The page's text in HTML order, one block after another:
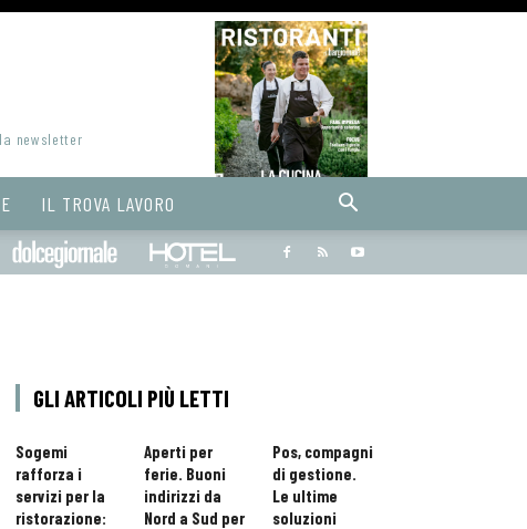
newsletter
IL TROVA LAVORO
Bargiornale dolcegiornale
GLI ARTICOLI PIÙ LETTI
Sogemi
rafforza i
servizi per la
ristorazione:
Aperti per
ferie. Buoni
indirizzi da
Nord a Sud per
Pos, compagni
di gestione.
Le ultime
soluzioni